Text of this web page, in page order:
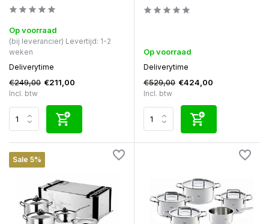
Op voorraad
(bij leverancier) Levertijd: 1-2
weken
Deliverytime
€249,00 €211,00
Incl. btw
Op voorraad
Deliverytime
€529,00 €424,00
Incl. btw
Sale 5%